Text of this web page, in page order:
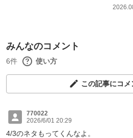
みんなのコメント
6件 使い方
この記事にコメ
770022
2026/6/01 20:29
4/3のネタもってくんなよ。